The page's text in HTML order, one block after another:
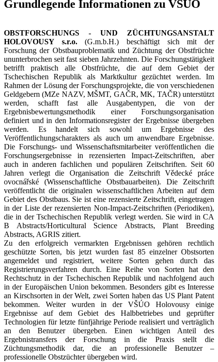
Grundlegende Informationen zu VŠÚO
OBSTFORSCHUNGS - UND ZÜCHTUNGSANSTALT
HOLOVOUSY s.r.o.(G.m.b.H.) beschäftigt sich mit der
Forschung der Obstbauproblematik und Züchtung der Obstfrüchte
ununterbrochen seit fast sieben Jahrzehnten. Die Forschungstätigkeit
betrifft praktisch alle Obstfrüchte, die auf dem Gebiet der
Tschechischen Republik als Marktkultur gezüchtet werden. Im
Rahmen der Lösung der Forschungsprojekte, die von verschiedenen
Geldgebern (MZe NAZV, MŠMT, GAČR, MK, TAČR) unterstützt
werden, schafft fast alle Ausgabentypen, die von der
Ergebnisbewertungsmethodik einer Forschungsorganisation
definiert und in den Informationsregister der Ergebnisse übergeben
werden. Es handelt sich sowohl um Ergebnisse des
Veröffentlichungscharakters als auch um anwendbare Ergebnisse.
Die Forschungs- und Wissenschaftsmitarbeiter veröffentlichen die
Forschungsergebnisse in rezensierten Impact-Zeitschriften, aber
auch in anderen fachlichen und populären Zeitschriften. Seit 60
Jahren verlegt die Organisation die Zeitschrift Vědecké práce
ovocnářské (Wissenschaftliche Obstbauarbeiten). Die Zeitschrift
veröffentlicht die originalen wissenschaftlichen Arbeiten auf dem
Gebiet des Obstbaus. Sie ist eine rezensierte Zeitschrift, eingetragen
in der Liste der rezensierten Non-Impact-Zeitschriften (Periodiken),
die in der Tschechischen Republik verlegt werden. Sie wird in CA
B Abstracts/Horticultural Science Abstracts, Plant Breeding
Abstracts, AGRIS zitiert.
Zu den erfolgreich vermarkten Ergebnissen gehören rechtlich
geschützte Sorten, bis jetzt wurden fast 85 einzelner Obstsorten
angemeldet und registriert, weitere Sorten gehen durch das
Registrierungsverfahren durch. Eine Reihe von Sorten hat den
Rechtschutz in der Tschechischen Republik und nachfolgend auch
in der Europäischen Union bekommen. Besonders gibt es Interesse
an Kirschsorten in der Welt, zwei Sorten haben das US Plant Patent
bekommen. Weiter wurden in der VŠÚO Holovousy einige
Ergebnisse auf dem Gebiet des Halbbetriebes und geprüfter
Technologien für letzte fünfjährige Periode realisiert und verträglich
an den Benutzer übergeben. Einen wichtigen Anteil des
Ergebnistransfers der Forschung in die Praxis stellt die
Züchtungsmethodik dar, die an professionelle Benutzer –
professionelle Obstzüchter übergeben wird.